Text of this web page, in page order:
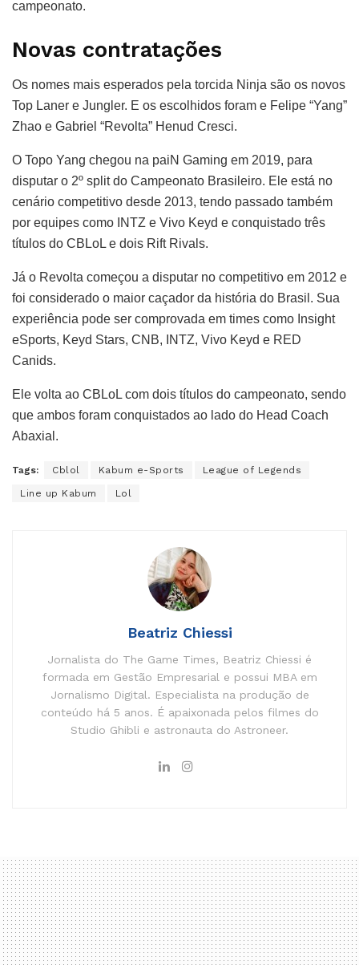
campeonato.
Novas contratações
Os nomes mais esperados pela torcida Ninja são os novos
Top Laner e Jungler. E os escolhidos foram e Felipe “Yang”
Zhao e Gabriel “Revolta” Henud Cresci.
O Topo Yang chegou na paiN Gaming em 2019, para
disputar o 2º split do Campeonato Brasileiro. Ele está no
cenário competitivo desde 2013, tendo passado também
por equipes como INTZ e Vivo Keyd e conquistado três
títulos do CBLoL e dois Rift Rivals.
Já o Revolta começou a disputar no competitivo em 2012 e
foi considerado o maior caçador da história do Brasil. Sua
experiência pode ser comprovada em times como Insight
eSports, Keyd Stars, CNB, INTZ, Vivo Keyd e RED
Canids.
Ele volta ao CBLoL com dois títulos do campeonato, sendo
que ambos foram conquistados ao lado do Head Coach
Abaxial.
Tags: Cblol Kabum e-Sports League of Legends
Line up Kabum Lol
Beatriz Chiessi
Jornalista do The Game Times, Beatriz Chiessi é
formada em Gestão Empresarial e possui MBA em
Jornalismo Digital. Especialista na produção de
conteúdo há 5 anos. É apaixonada pelos filmes do
Studio Ghibli e astronauta do Astroneer.